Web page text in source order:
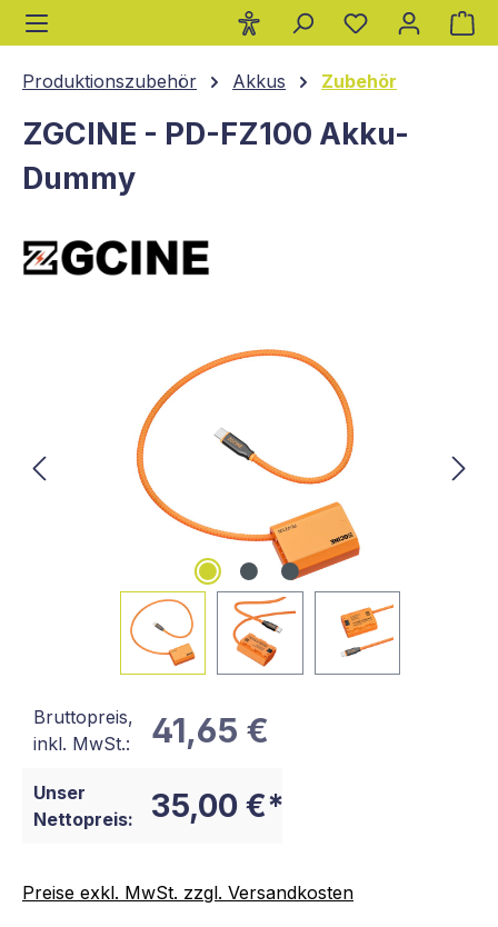
springen
Produktionszubehör Akkus Zubehör
ZGCINE - PD-FZ100 Akku-
Dummy
Bildergalerie überspringen
Bruttopreis,
inkl. MwSt.:
41,65 €
Unser
Nettopreis:
35,00 €*
Preise exkl. MwSt. zzgl. Versandkosten